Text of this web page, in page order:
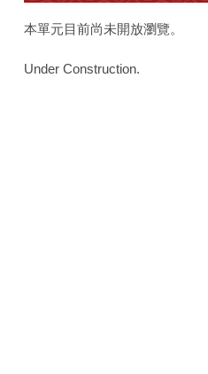
本單元目前尚未開放瀏覽。
Under Construction.